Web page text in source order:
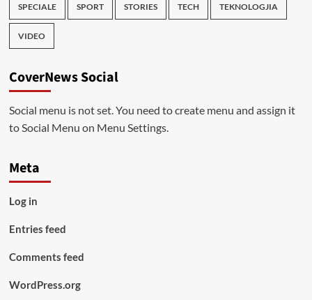
SPECIALE SPORT STORIES TECH TEKNOLOGJIA
VIDEO
CoverNews Social
Social menu is not set. You need to create menu and assign it
to Social Menu on Menu Settings.
Meta
Log in
Entries feed
Comments feed
WordPress.org